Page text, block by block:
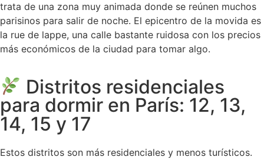
trata de una zona muy animada donde se reúnen muchos
parisinos para salir de noche. El epicentro de la movida es
la rue de lappe, una calle bastante ruidosa con los precios
más económicos de la ciudad para tomar algo.
Distritos residenciales
para dormir en París: 12, 13,
14, 15 y 17
Estos distritos son más residenciales y menos turísticos.